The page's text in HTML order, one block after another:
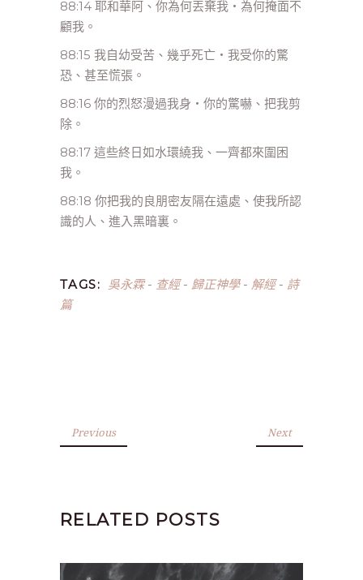
88:14 耶和華阿、你為何丟棄我‧為何掩面不
顧我。
88:15 我自幼受苦、幾乎死亡‧我受你的驚
恐、甚至慌張。
88:16 你的烈怒漫過我身‧你的驚嚇、把我剪
除。
88:17 這些終日如水環繞我、一齊都來圍困
我。
88:18 你把我的良朋密友隔在遠處、使我所認
識的人、進入黑暗裏。
TAGS: 吳永霖- 查經- 歸正神學- 解經- 詩
篇
Previous Next
RELATED POSTS